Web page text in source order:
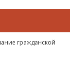
гражданской